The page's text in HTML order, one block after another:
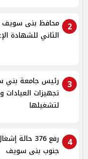
2
محافظ بنى سويف
الثاني للشهادة
3
رئيس جامعة بني
تجهيزات العيادات
لتشغيلها
4
جنوب بنى سويف